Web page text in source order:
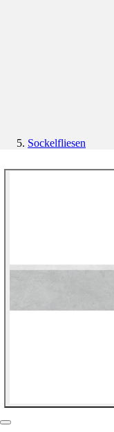
Sockelfliesen